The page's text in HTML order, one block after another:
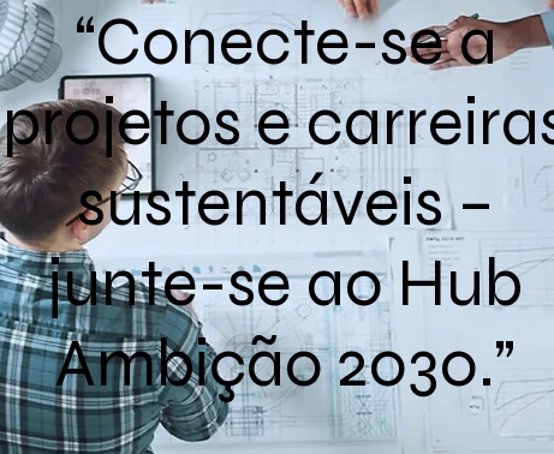
“Conecte-se a
projetos e
sustentáveis –
junte-se ao Hub
Ambição 2030.”